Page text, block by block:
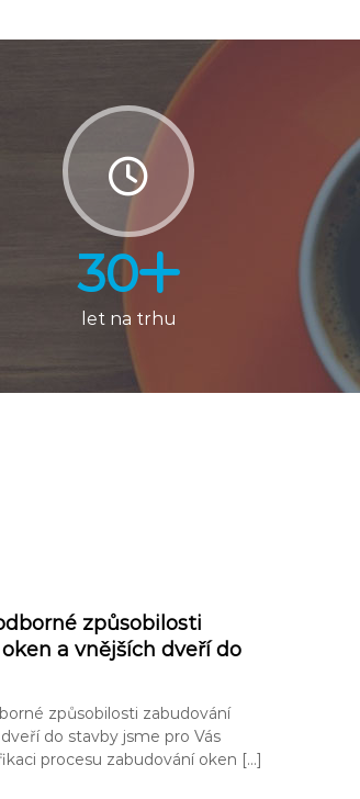
30
let na trhu
způsobilosti
a vnějších dveří do
způsobilosti zabudování
do stavby jsme pro Vás
procesu zabudování oken […]